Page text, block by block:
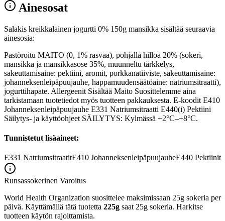
Ainesosat
Salakis kreikkalainen jogurtti 0% 150g mansikka sisältää seuraavia
ainesosia:
Pastöroitu MAITO (0, 1% rasvaa), pohjalla hilloa 20% (sokeri,
mansikka ja mansikkasose 35%, muunneltu tärkkelys,
sakeuttamisaine: pektiini, aromit, porkkanatiiviste, sakeuttamisaine:
johanneksenleipäpuujauhe, happamuudensäätöaine: natriumsitraatti),
jogurttihapate. Allergeenit Sisältää Maito Suosittelemme aina
tarkistamaan tuotetiedot myös tuotteen pakkauksesta. E-koodit E410
Johanneksenleipäpuujauhe E331 Natriumsitraatti E440(i) Pektiini
Säilytys- ja käyttöohjeet SÄILYTYS: Kylmässä +2°C–+8°C.
Tunnistetut lisäaineet:
E331 NatriumsitraatitE410 JohanneksenleipäpuujauheE440 Pektiinit
Runsassokerinen Varoitus
World Health Organization suosittelee maksimissaan 25g sokeria per
päivä. Käyttämällä tätä tuotetta 225g saat 25g sokeria. Harkitse
tuotteen käytön rajoittamista.